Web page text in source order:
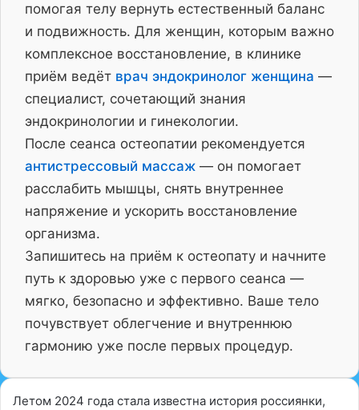
помогая телу вернуть естественный баланс
и подвижность. Для женщин, которым важно
комплексное восстановление, в клинике
приём ведёт врач эндокринолог женщина —
специалист, сочетающий знания
эндокринологии и гинекологии.
После сеанса остеопатии рекомендуется
антистрессовый массаж — он помогает
расслабить мышцы, снять внутреннее
напряжение и ускорить восстановление
организма.
Запишитесь на приём к остеопату и начните
путь к здоровью уже с первого сеанса —
мягко, безопасно и эффективно. Ваше тело
почувствует облегчение и внутреннюю
гармонию уже после первых процедур.
Летом 2024 года стала известна история россиянки,